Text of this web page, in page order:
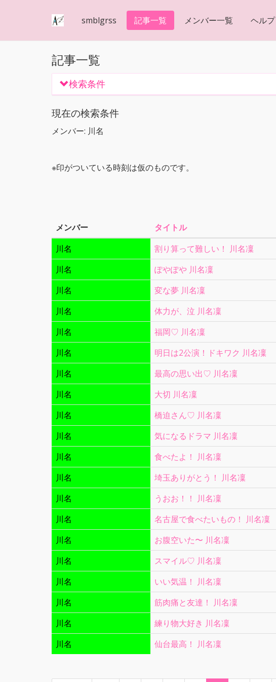
smblgrss 記事一覧 メンバー一覧 ヘルプ
記事一覧
検索条件
現在の検索条件
メンバー: 川名
※印がついている時刻は仮のものです。
メンバー タイトル
川名
割り算って難しい！ 川名凜
川名
ぽやぽや 川名凜
川名
変な夢 川名凜
川名
体力が、泣 川名凜
川名
福岡♡ 川名凜
川名
明日は2公演！ドキワク 川名凜
川名
最高の思い出♡ 川名凜
川名
大切 川名凜
川名
橋迫さん♡ 川名凜
川名
気になるドラマ 川名凜
川名
食べたよ！ 川名凜
川名
埼玉ありがとう！ 川名凜
川名
うおお！！ 川名凜
川名
名古屋で食べたいもの！ 川名凜
川名
お腹空いた〜 川名凜
川名
スマイル♡ 川名凜
川名
いい気温！ 川名凜
川名
筋肉痛と友達！ 川名凜
川名
練り物大好き 川名凜
川名
仙台最高！ 川名凜